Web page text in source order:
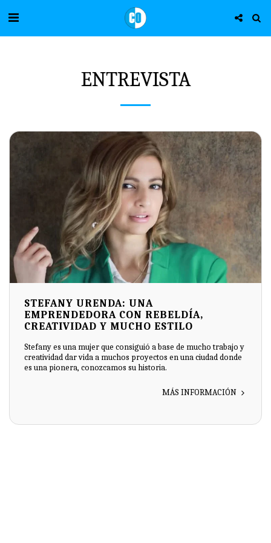
ENTREVISTA
STEFANY URENDA: UNA
EMPRENDEDORA CON REBELDÍA,
CREATIVIDAD Y MUCHO ESTILO
Stefany es una mujer que consiguió a base de mucho trabajo y
creatividad dar vida a muchos proyectos en una ciudad donde
es una pionera, conozcamos su historia.
MÁS INFORMACIÓN